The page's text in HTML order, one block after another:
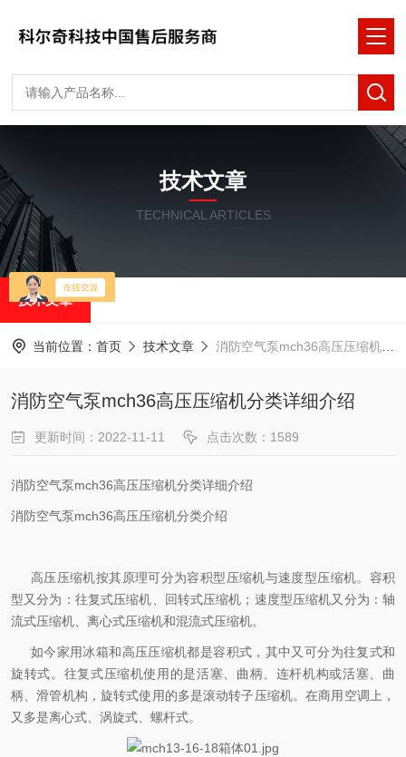
技术文章
TECHNICAL ARTICLES
技术文章
当前位置： 首页 技术文章 消防空气泵mch36高压压缩机分类详细介绍
消防空气泵mch36高压压缩机分类详细介绍
更新时间：2022-11-11 点击次数：1589
消防空气泵mch36高压压缩机分类详细介绍
消防空气泵mch36高压压缩机分类介绍
高压压缩机按其原理可分为容积型压缩机与速度型压缩机。容积
型又分为：往复式压缩机、回转式压缩机；速度型压缩机又分为：轴
流式压缩机、离心式压缩机和混流式压缩机。
如今家用冰箱和高压压缩机都是容积式，其中又可分为往复式和
旋转式。往复式压缩机使用的是活塞、曲柄、连杆机构或活塞、曲
柄、滑管机构，旋转式使用的多是滚动转子压缩机。在商用空调上，
又多是离心式、涡旋式、螺杆式。